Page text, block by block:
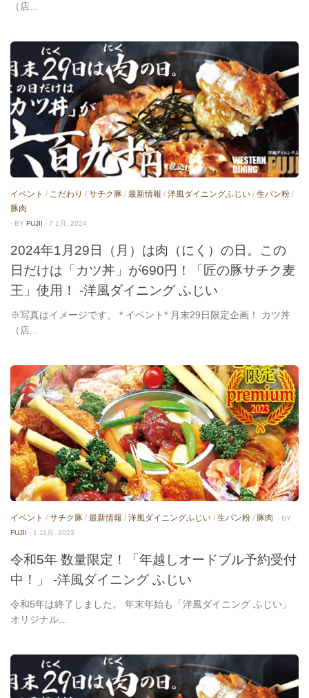
（店...
イベント / こだわり / サチク豚 / 最新情報 / 洋風ダイニングふじい / 生パン粉 /
豚肉
· BY FUJII · 7 1月, 2024
2024年1月29日（月）は肉（にく）の日。この
日だけは「カツ丼」が690円！「匠の豚サチク麦
王」使用！ -洋風ダイニング ふじい
※写真はイメージです。 * イベント* 月末29日限定企画！ カツ丼
（店...
イベント / サチク豚 / 最新情報 / 洋風ダイニングふじい / 生パン粉 / 豚肉
· BY
FUJII · 1 11月, 2023
令和5年 数量限定！「年越しオードブル予約受付
中！」 -洋風ダイニング ふじい
令和5年は終了しました。 年末年始も「洋風ダイニング ふじい」
オリジナル...